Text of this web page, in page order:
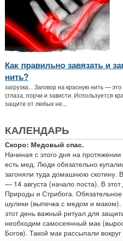
Как правильно завязать и
нить?
загрузка... Заговор на красную нить —
сглаза, порчи и зависти. Используется
защите от любых не...
КАЛЕНДАРЬ
Скоро: Медовый спас.
Начиная с этого дня на
есть мед. Люди обязательно
загоняли туда домашнюю скотину.
— 14 августа (начало поста). В
Природы и Стрибога.
шулики (выпечка с медом и
этот день важный ритуал для
необходим самосеянный мак
Богов). Такой мак рассыпали